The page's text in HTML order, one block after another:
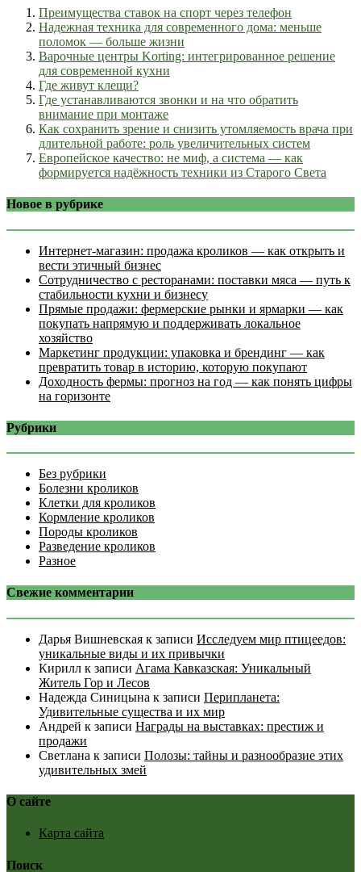
Преимущества ставок на спорт через телефон
Надежная техника для современного дома: меньше
поломок — больше жизни
Варочные центры Korting: интегрированное решение
для современной кухни
Где живут клещи?
Где устанавливаются звонки и на что обратить
внимание при монтаже
Как сохранить зрение и снизить утомляемость врача при
длительной работе: роль увеличительных систем
Европейское качество: не миф, а система — как
формируется надёжность техники из Старого Света
Новое в рубрике
Интернет‑магазин: продажа кроликов — как открыть и
вести этичный бизнес
Сотрудничество с ресторанами: поставки мяса — путь к
стабильности кухни и бизнесу
Прямые продажи: фермерские рынки и ярмарки — как
покупать напрямую и поддерживать локальное
хозяйство
Маркетинг продукции: упаковка и брендинг — как
превратить товар в историю, которую покупают
Доходность фермы: прогноз на год — как понять цифры
на горизонте
Рубрики
Без рубрики
Болезни кроликов
Клетки для кроликов
Кормление кроликов
Породы кроликов
Разведение кроликов
Разное
Свежие комментарии
Дарья Вишневская к записи Исследуем мир птицеедов:
уникальные виды и их привычки
Кирилл к записи Агама Кавказская: Уникальный
Житель Гор и Лесов
Надежда Синицына к записи Перипланета:
Удивительные существа и их мир
Андрей к записи Награды на выставках: престиж и
продажи
Светлана к записи Полозы: тайны и разнообразие этих
удивительных змей
О сайте
Карта сайта
Поиск